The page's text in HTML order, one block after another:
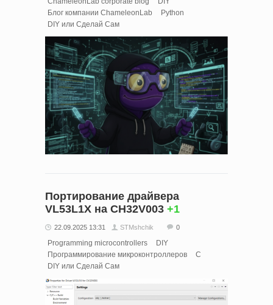
Блог компании ChameleonLab
Python
DIY или Сделай Сам
Портирование драйвера
VL53L1X на CH32V003 +1
22.09.2025 13:31 STMshchik 0
Programming microcontrollers
DIY
Программирование микроконтроллеров
C
DIY или Сделай Сам